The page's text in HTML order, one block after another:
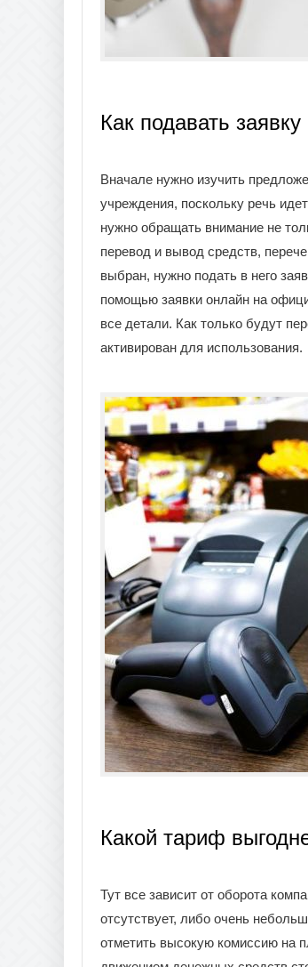
Как подавать заявку
Вначале нужно изучить
учреждения, поскольку речь
нужно обращать внимание не
перевод и вывод средств,
выбран, нужно подать в него
помощью заявки онлайн на
все детали. Как только будут
активирован для использования.
Какой тариф
Тут все зависит от оборота
отсутствует, либо очень
отметить высокую комиссию на